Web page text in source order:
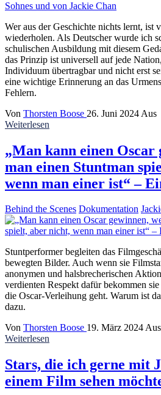
Wer aus der Geschichte nichts lernt, ist
wiederholen. Als Deutscher wurde ich
schulischen Ausbildung mit diesem
das Prinzip ist universell auf jede
Individuum übertragbar und nicht erst
eine wichtige Erinnerung an das
Fehlern.
Von Thorsten Boose 26. Juni 2024 Aus
Weiterlesen
„Man kann einen Oscar
man einen Stuntman
wenn man einer ist“ –
Behind the Scenes Dokumentation
Stuntperformer begleiten das
bewegten Bilder. Auch wenn sie
anonymen und halsbrecherischen
verdienten Respekt dafür bekommen
die Oscar-Verleihung geht. Warum ist
dazu.
Von Thorsten Boose 19. März 2024Aus
Weiterlesen
Stars, die ich gerne mit
einem Film sehen